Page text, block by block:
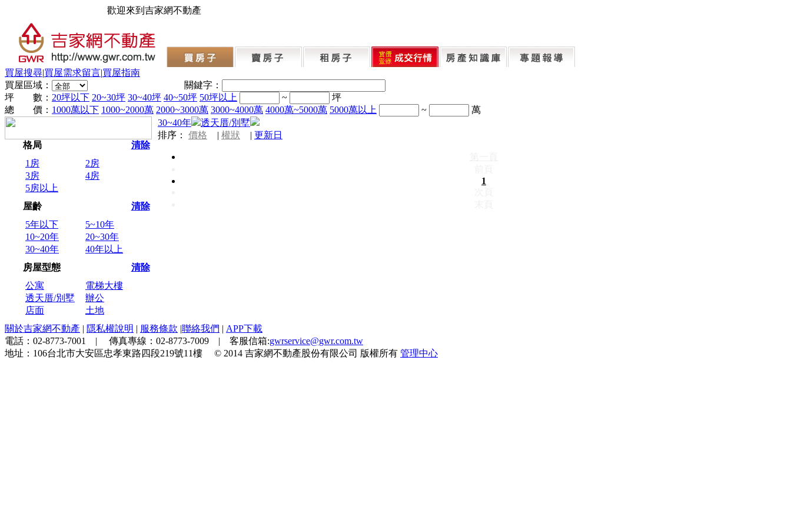
歡迎來到吉家網不動產
買屋搜尋|買屋需求留言|買屋指南
買屋區域：
關鍵字：
坪 數： 20坪以下 20~30坪 30~40坪 40~50坪 50坪以上 ~
坪
總 價： 1000萬以下 1000~2000萬 2000~3000萬 3000~4000萬 4000萬~5000萬 5000萬以上 ~ 萬
格局
清除
1房
2房
3房
4房
5房以上
屋齡
清除
5年以下
5~10年
10~20年
20~30年
30~40年
40年以上
房屋型態
清除
公寓
電梯大樓
透天厝/別墅
辦公
店面
土地
30~40年
透天厝/別墅
排序： 價格 | 權狀 | 更新日
1
關於吉家網不動產 | 隱私權說明 | 服務條款 |聯絡我們 | APP下載
電話： 02-8773-7001 | 傳真專線： 02-8773-7009 | 客服信箱:gwrservice@gwr.com.tw
地址： 106台北市大安區忠孝東路四段219號11樓 © 2014 吉家網不動產股份有限公司 版權所有 管理中心